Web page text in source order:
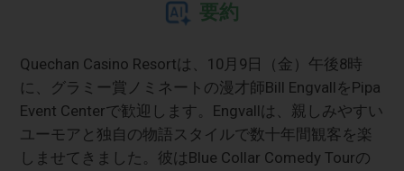
要約
Quechan Casino Resortは、10月9日（金）午後8時
に、グラミー賞ノミネートの漫才師Bill EngvallをPipa
Event Centerで歓迎します。Engvallは、親しみやすい
ユーモアと独自の物語スタイルで数十年間観客を楽
しませてきました。彼はBlue Collar Comedy Tourの